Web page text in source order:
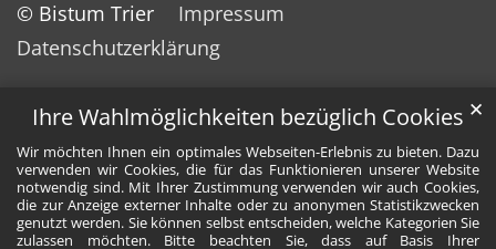
Ihre Wahlmöglichkeiten bezüglich Cookies
Wir möchten Ihnen ein optimales Webseiten-Erlebnis zu bieten. Dazu
verwenden wir Cookies, die für das Funktionieren unserer Website
notwendig sind. Mit Ihrer Zustimmung verwenden wir auch Cookies,
die zur Anzeige externer Inhalte oder zu anonymen Statistikzwecken
genutzt werden. Sie können selbst entscheiden, welche Kategorien Sie
zulassen möchten. Bitte beachten Sie, dass auf Basis Ihrer
✕
© Bistum Trier
Impressum
Datenschutzerklärung